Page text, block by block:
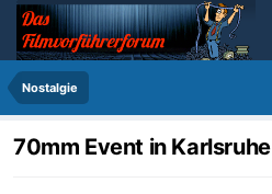
Nostalgie
70mm Event in Karlsruhe